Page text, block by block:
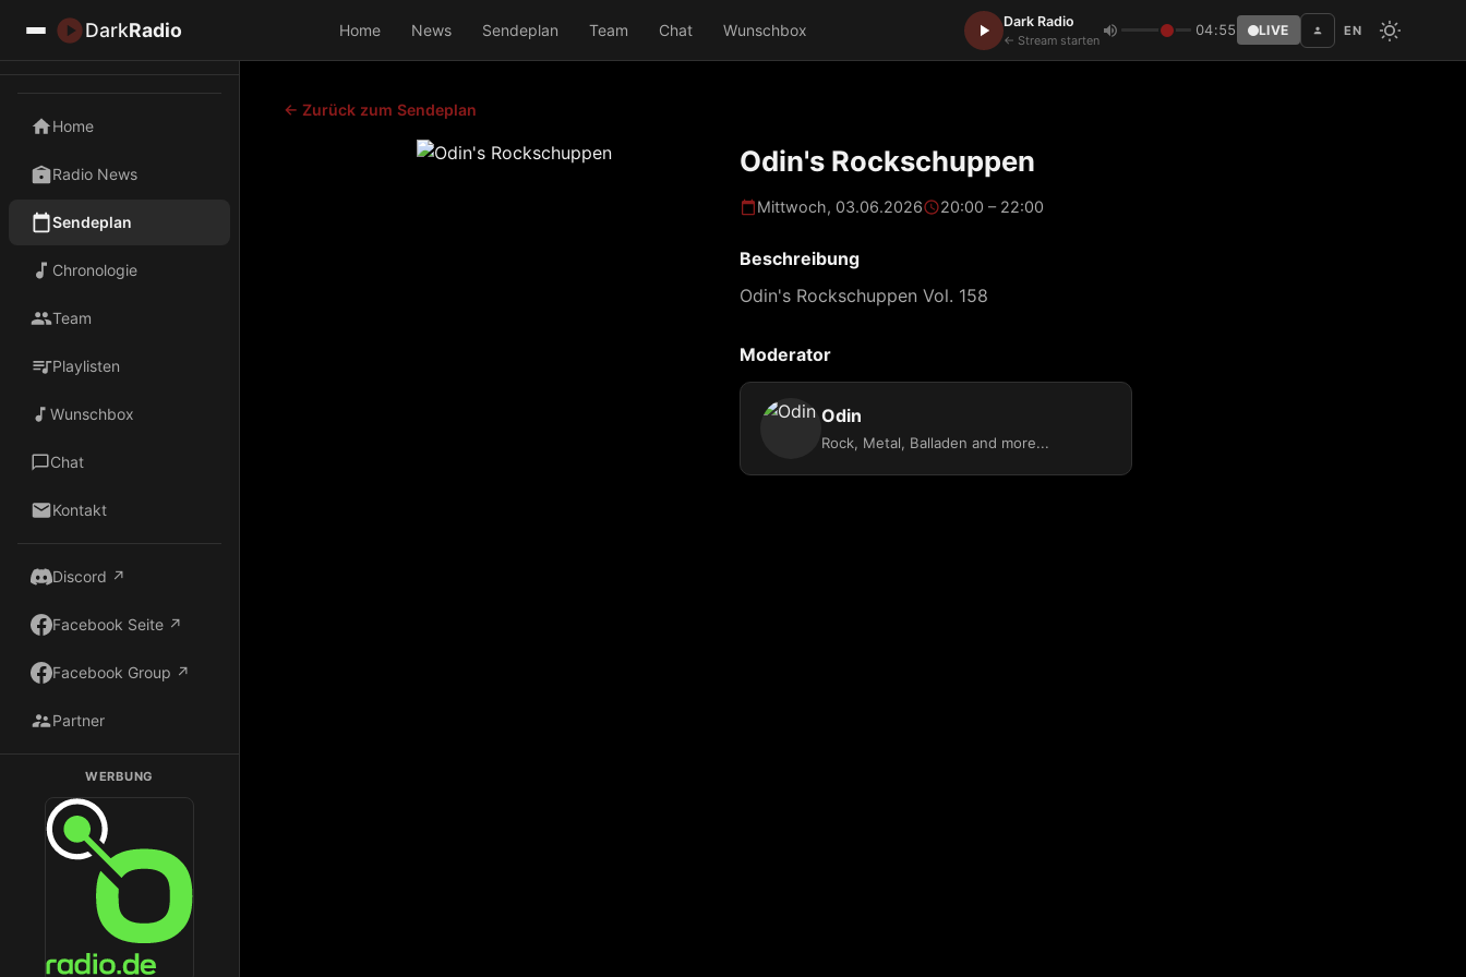
DarkRadio Home News Sendeplan Team Chat Wunschbox Dark Radio
← Stream starten
04:55 LIVE EN
Home
Radio News
Sendeplan
Chronologie
Team
Playlisten
Wunschbox
Chat
Kontakt
Discord ↗
Facebook Seite ↗
Facebook Group ↗
Partner
WERBUNG
Dark Radio auf Radio.de hören
← Zurück zum Sendeplan
Odin's Rockschuppen
Mittwoch, 03.06.2026 20:00 – 22:00
Beschreibung
Odin's Rockschuppen Vol. 158
Moderator
Odin
Rock, Metal, Balladen and more...